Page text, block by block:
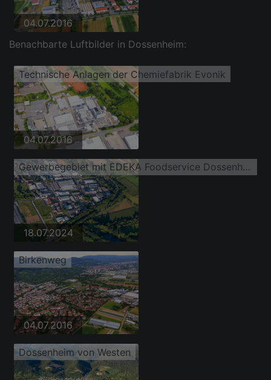
04.07.2016
Benachbarte Luftbilder in Dossenheim:
Technische Anlagen der Chemiefabrik Evonik
04.07.2016
Gewerbegebiet mit EDEKA Foodservice Dossenheim
18.07.2024
Birkenweg
04.07.2016
Dossenheim von Westen